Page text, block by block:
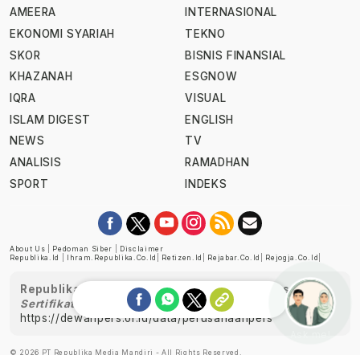
AMEERA
EKONOMI SYARIAH
SKOR
KHAZANAH
IQRA
ISLAM DIGEST
NEWS
ANALISIS
SPORT
INTERNASIONAL
TEKNO
BISNIS FINANSIAL
ESGNOW
VISUAL
ENGLISH
TV
RAMADHAN
INDEKS
About Us Pedoman Siber
Disclaimer
Republika.id
Ihram.republika.co.id Retizen.id Rejabar.co.id Rejogja.co.id
Republika telah diverifikasi oleh Dewan Pers
Sertifikat Nomor 1058/DP-Verifikasi/K/XII/2022
https://dewanpers.or.id/data/perusahaanpers
© 2026 PT Republika Media Mandiri - All Rights Reserved.